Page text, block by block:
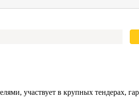
участвует в крупных тендерах,